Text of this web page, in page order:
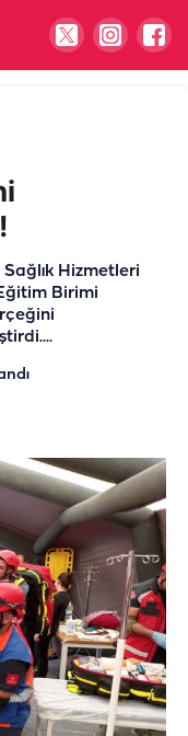
Hizmetleri
Birimi
personel